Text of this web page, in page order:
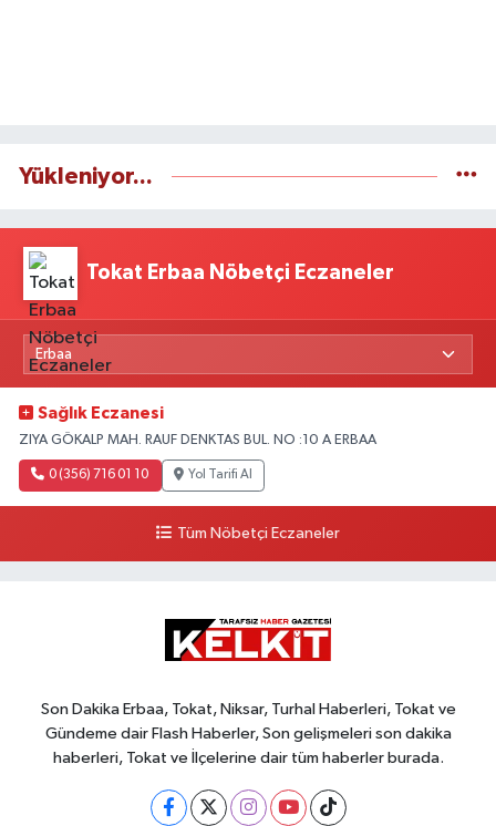
Yükleniyor...
Tokat Erbaa Nöbetçi Eczaneler
Sağlık Eczanesi
ZIYA GÖKALP MAH. RAUF DENKTAS BUL. NO :10 A ERBAA
0 (356) 716 01 10 Yol Tarifi Al
Tüm Nöbetçi Eczaneler
Son Dakika Erbaa, Tokat, Niksar, Turhal Haberleri, Tokat ve
Gündeme dair Flash Haberler, Son gelişmeleri son dakika
haberleri, Tokat ve İlçelerine dair tüm haberler burada.